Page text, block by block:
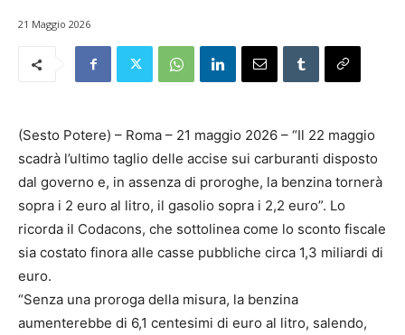
21 Maggio 2026
(Sesto Potere) – Roma – 21 maggio 2026 – “Il 22 maggio
scadrà l’ultimo taglio delle accise sui carburanti disposto
dal governo e, in assenza di proroghe, la benzina tornerà
sopra i 2 euro al litro, il gasolio sopra i 2,2 euro”. Lo
ricorda il Codacons, che sottolinea come lo sconto fiscale
sia costato finora alle casse pubbliche circa 1,3 miliardi di
euro.
“Senza una proroga della misura, la benzina
aumenterebbe di 6,1 centesimi di euro al litro, salendo,